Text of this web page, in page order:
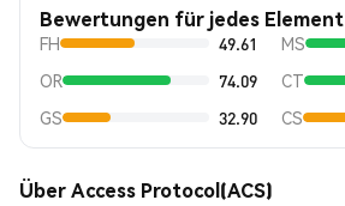
Bewertungen für jedes Element
FH 49.61 MS
OR
74.09 CT
GS
32.90 CS
Über Access Protocol(ACS)